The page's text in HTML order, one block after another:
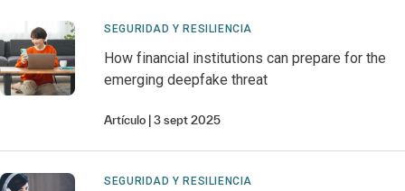
SEGURIDAD Y RESILIENCIA
How financial institutions can prepare for the
emerging deepfake threat
Artículo 3 sept 2025
SEGURIDAD Y RESILIENCIA